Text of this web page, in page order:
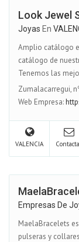
Look Jewel
Joyas En
Amplio catálogo
catálogo de
Tenemos las
Zumalacarregui,
Web Empresa:
VALENCIA
Empresas De
MaelaBracelets
pulseras y